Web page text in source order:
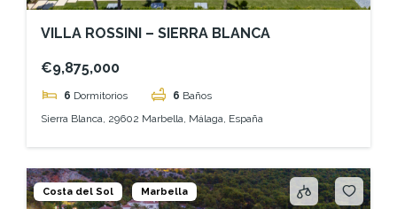
VILLA ROSSINI – SIERRA BLANCA
€9,875,000
6 Dormitorios 6 Baños
Sierra Blanca, 29602 Marbella, Málaga, España
Costa del Sol Marbella